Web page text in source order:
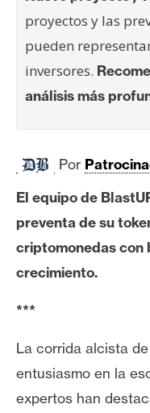
t
c
i
n
E
h
e
e
u
I
A
proyectos y las
pueden
inversores.
análisis más
Por
El equipo de
preventa de su
criptomonedas con
crecimiento.
***
La corrida alcista
entusiasmo en la
expertos han